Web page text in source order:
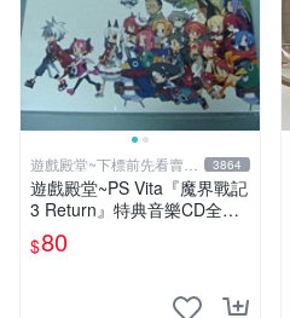
遊戲殿堂~下標前先看賣場
關於我
3864
遊戲殿堂~PS Vita『魔界戰記
3 Return』特典音樂CD全新
品未使用(不含遊戲片喔)
$80